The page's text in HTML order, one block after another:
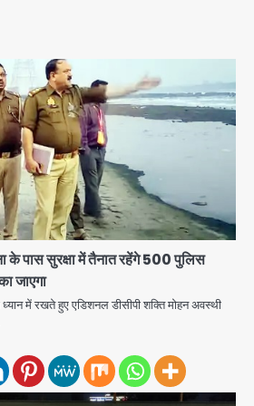
के पास सुरक्षा में तैनात रहेंगे 500 पुलिस
जाएगा
में रखते हुए एडिशनल डीसीपी शक्ति मोहन अवस्थी